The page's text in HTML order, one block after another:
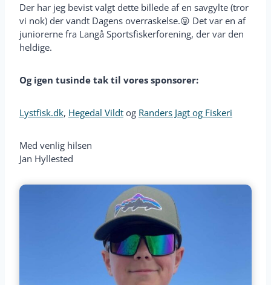
Der har jeg bevist valgt dette billede af en savgylte (tror
vi nok) der vandt Dagens overraskelse.😜 Det var en af
juniorerne fra Langå Sportsfiskerforening, der var den
heldige.
Og igen tusinde tak til vores sponsorer:
Lystfisk.dk, Hegedal Vildt og Randers Jagt og Fiskeri
Med venlig hilsen
Jan Hyllested